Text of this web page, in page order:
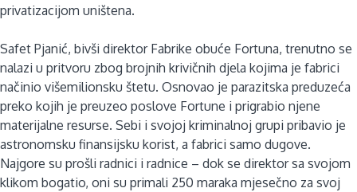
privatizacijom uništena.
Safet Pjanić, bivši direktor Fabrike obuće Fortuna, trenutno se
nalazi u pritvoru zbog brojnih krivičnih djela kojima je fabrici
načinio višemilionsku štetu. Osnovao je parazitska preduzeća
preko kojih je preuzeo poslove Fortune i prigrabio njene
materijalne resurse. Sebi i svojoj kriminalnoj grupi pribavio je
astronomsku finansijsku korist, a fabrici samo dugove.
Najgore su prošli radnici i radnice – dok se direktor sa svojom
klikom bogatio, oni su primali 250 maraka mjesečno za svoj